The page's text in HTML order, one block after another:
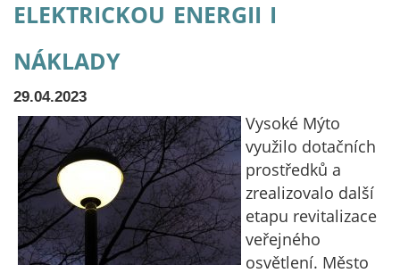
elektrickou energii i
náklady
29.04.2023
Vysoké Mýto
využilo dotačních
prostředků a
zrealizovalo další
etapu revitalizace
veřejného
osvětlení. Město